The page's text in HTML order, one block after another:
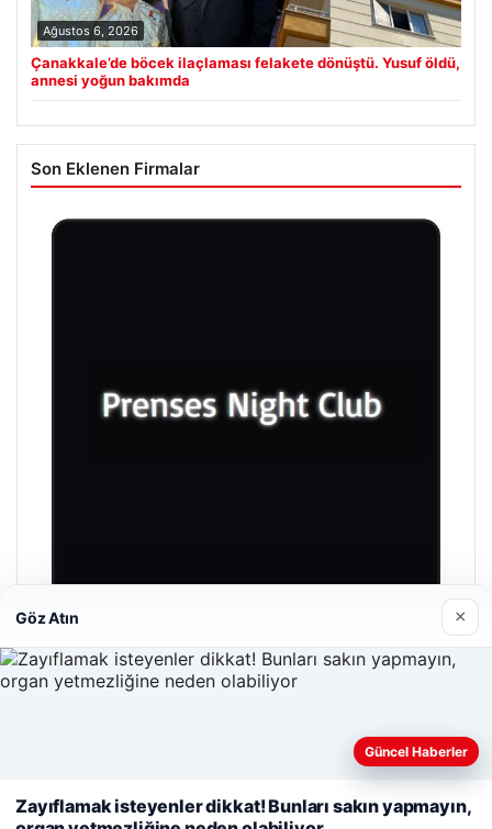
Ağustos 6, 2026
Çanakkale’de böcek ilaçlaması felakete dönüştü. Yusuf öldü,
annesi yoğun bakımda
Son Eklenen Firmalar
Prenses Night Club
Nisan 29, 2026
Web sitemizi nasıl kullandığınızı daha iyi anlayabilmek,
kullanıyoruz.Çerez Politikamız
Göz Atın ×
Güncel Haberler
Zayıflamak isteyenler dikkat! Bunları sakın yapmayın,